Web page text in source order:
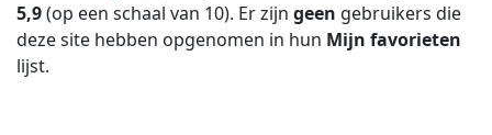
5,9(op een schaal van 10). Er zijn geen gebruikers die
deze site hebben opgenomen in hun Mijn favorieten
lijst.